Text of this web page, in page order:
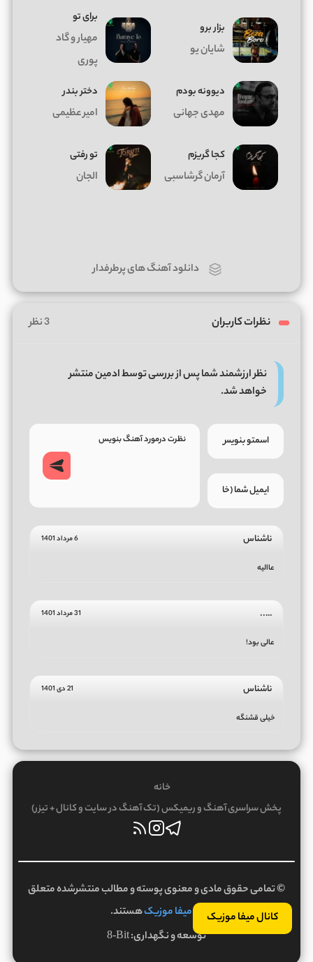
کانال میفا موزیک
بزار برو
شایان یو
برای تو
مهیار و گاد
پوری
دیوونه بودم
مهدی جهانی
دختر بندر
امیر عظیمی
کجا گریزم
آرمان گرشاسبی
تو رفتی
الجان
دانلود آهنگ های پرطرفدار
نظرات کاربران 3 نظر
نظر ارزشمند شما پس از بررسی توسط ادمین منتشر
خواهد شد.
ناشناس 6 مرداد 1401
عاالیه
….. 31 مرداد 1401
عالی بود!
ناشناس 21 دی 1401
خیلی قشنگه
خانه
پخش سراسری آهنگ و ریمیکس (تک آهنگ در سایت و کانال + تیزر)
© تمامی حقوق مادی و معنوی پوسته و مطالب منتشرشده متعلق
بهمیفا موزیکهستند.
توسعه و نگهداری:8-Bit